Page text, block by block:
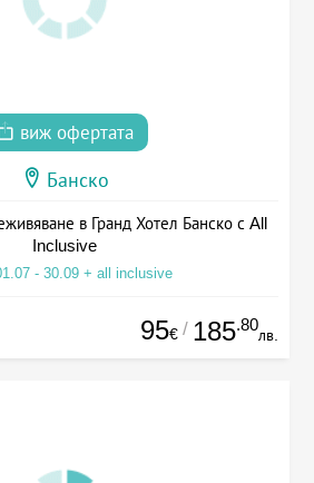
виж офертата
Банско
в Гранд Хотел Банско с All
Inclusive
- 30.09 + all inclusive
95€ / 185.80
лв.